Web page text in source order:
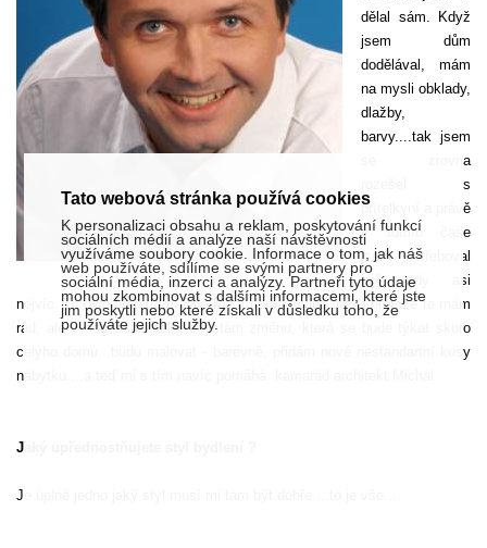
dělal sám. Když
jsem dům
dodělával, mám
na mysli obklady,
dlažby,
barvy....tak jsem
se zrovna
rozešel s
přítelkyní a právě
v tomto čase
jsem potřeboval
její rady asi
nejvíc. To bylo před třemi lety. Mám doma hodně dřeva,protože to mám
rád, ale v současné době chystám změnu, která se bude týkat skoro
celýho domu...budu malovat - barevně, přidám nové nestandartní kusy
nábytku....a teď mi s tím navíc pomáhá
Jaký upřednostňujete styl bydlení ?
Je úplně jedno jaký styl musí mi tam být dobře....to je vše....
Tato webová stránka používá cookies
K personalizaci obsahu a reklam, poskytování funkcí
sociálních médií a analýze naší návštěvnosti
využíváme soubory cookie. Informace o tom, jak náš
web používáte, sdílíme se svými partnery pro
sociální média, inzerci a analýzy. Partneři tyto údaje
mohou zkombinovat s dalšími informacemi, které jste
jim poskytli nebo které získali v důsledku toho, že
používáte jejich služby.